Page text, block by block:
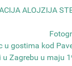
ALOJZIJA
u gostima kod
u Zagrebu u maju